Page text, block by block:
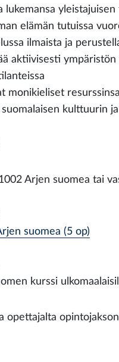
lukemansa
elämän tutuissa
ilmaista ja
aktiivisesti
monikieliset
kulttuurin
Arjen suomea tai
suomea (5 op)
kurssi
opettajalta